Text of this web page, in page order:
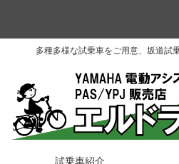
多種多様な試乗車をご用意、坂道試
試乗車紹介